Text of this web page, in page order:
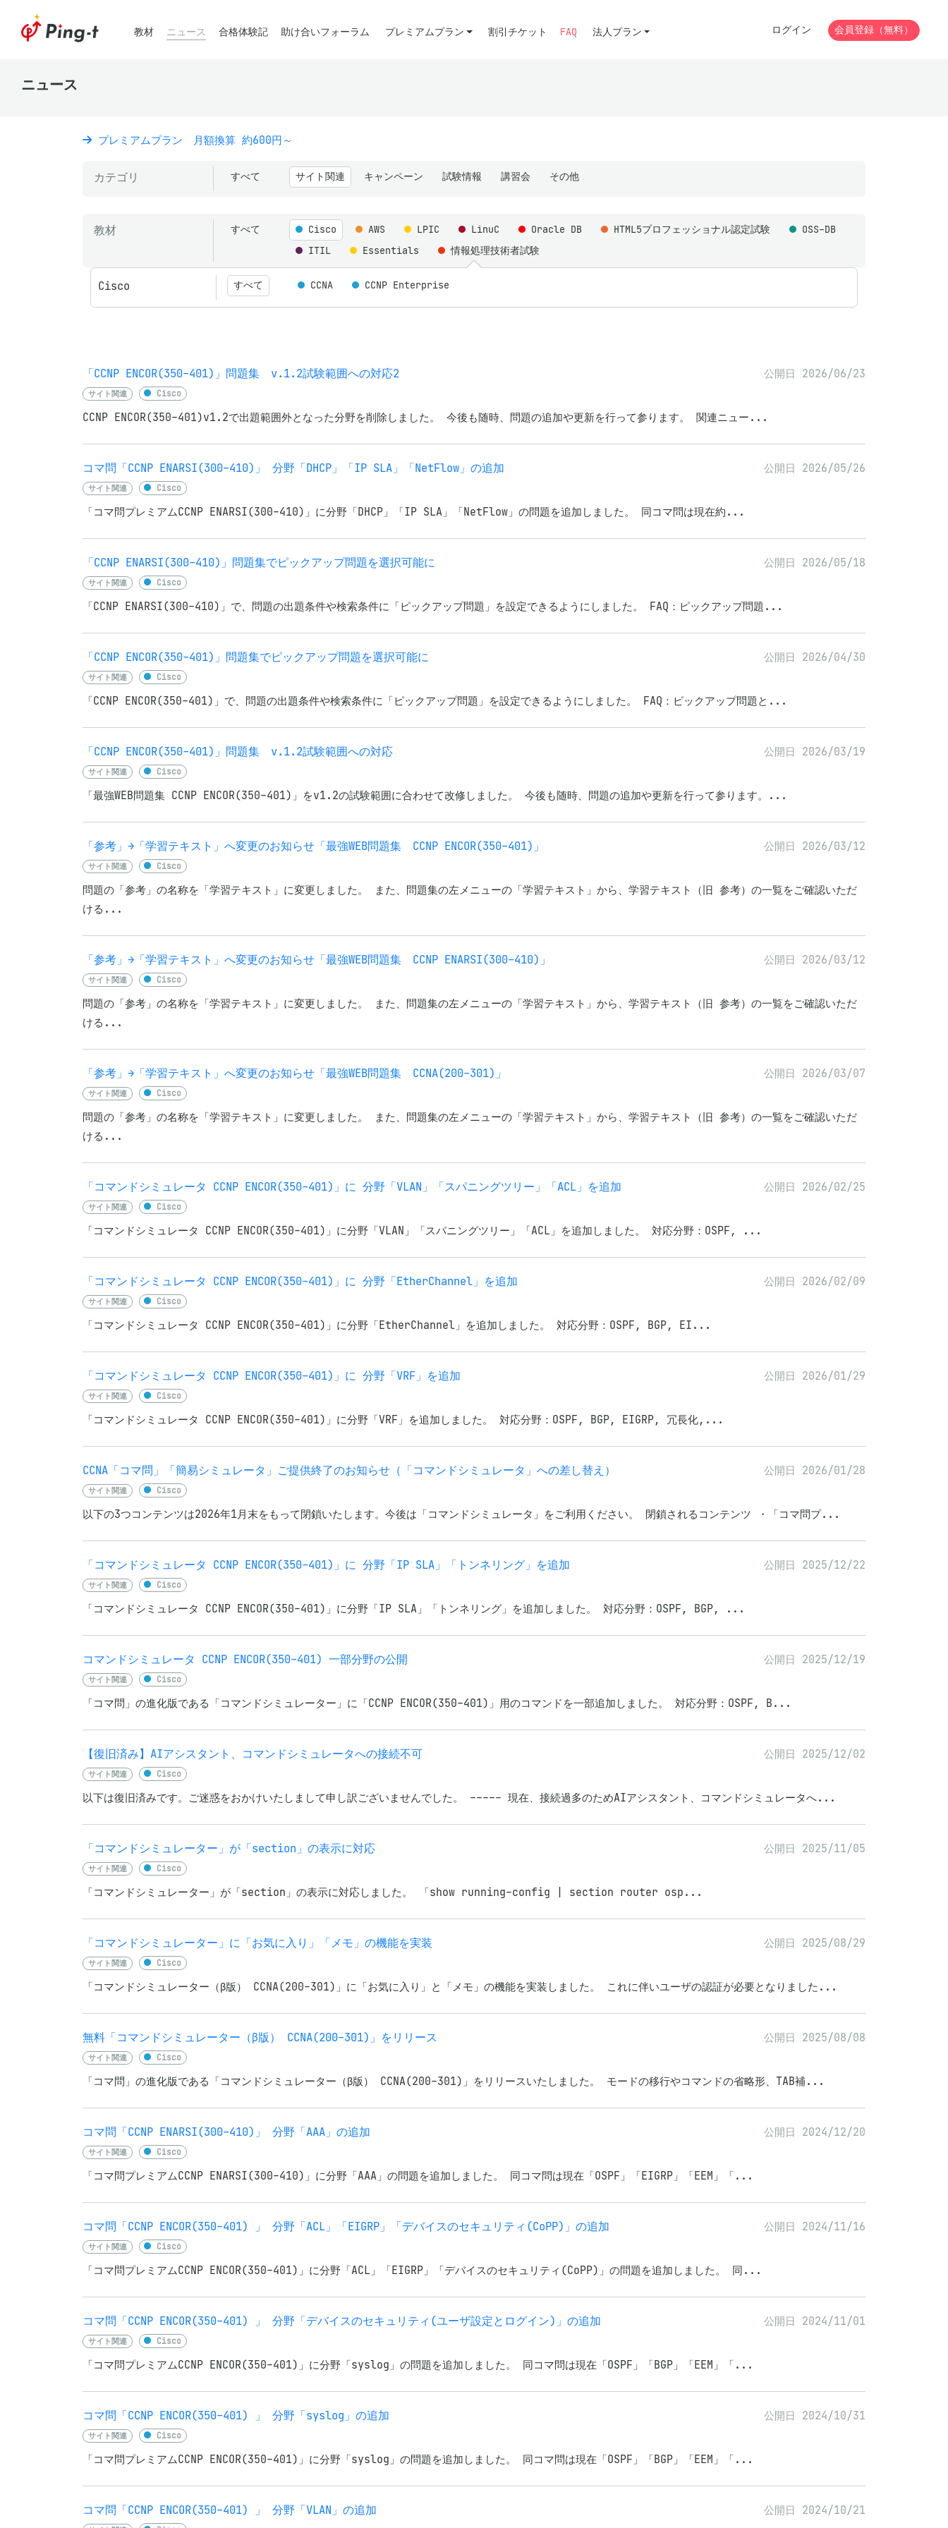
教材 ニュース 合格体験記 助け合いフォーラム プレミアムプラン 割引チケット FAQ 法人プラン ログイン 会員登録（無料）
ニュース
プレミアムプラン 月額換算 約600円～
カテゴリ すべて サイト関連 キャンペーン 試験情報 講習会 その他
教材 すべて Cisco AWS LPIC LinuC Oracle DB HTML5プロフェッショナル認定試験
OSS-DB
ITIL
Essentials 情報処理技術者試験
Cisco すべて CCNA CCNP Enterprise
「CCNP ENCOR(350-401)」問題集 v.1.2試験範囲への対応2 公開日 2026/06/23
サイト関連 Cisco
CCNP ENCOR(350-401)v1.2で出題範囲外となった分野を削除しました。 今後も随時、問題の追加や更新を行って参ります。 関連ニュー...
コマ問「CCNP ENARSI(300-410)」 分野「DHCP」「IP SLA」「NetFlow」の追加 公開日 2026/05/26
サイト関連 Cisco
「コマ問プレミアムCCNP ENARSI(300-410)」に分野「DHCP」「IP SLA」「NetFlow」の問題を追加しました。 同コマ問は現在約...
「CCNP ENARSI(300-410)」問題集でピックアップ問題を選択可能に 公開日 2026/05/18
サイト関連 Cisco
「CCNP ENARSI(300-410)」で、問題の出題条件や検索条件に「ピックアップ問題」を設定できるようにしました。 FAQ：ピックアップ問題...
「CCNP ENCOR(350-401)」問題集でピックアップ問題を選択可能に 公開日 2026/04/30
サイト関連 Cisco
「CCNP ENCOR(350-401)」で、問題の出題条件や検索条件に「ピックアップ問題」を設定できるようにしました。 FAQ：ピックアップ問題と...
「CCNP ENCOR(350-401)」問題集 v.1.2試験範囲への対応 公開日 2026/03/19
サイト関連 Cisco
「最強WEB問題集 CCNP ENCOR(350-401)」をv1.2の試験範囲に合わせて改修しました。 今後も随時、問題の追加や更新を行って参ります。...
「参考」→「学習テキスト」へ変更のお知らせ「最強WEB問題集 CCNP ENCOR(350-401)」 公開日 2026/03/12
サイト関連 Cisco
問題の「参考」の名称を「学習テキスト」に変更しました。 また、問題集の左メニューの「学習テキスト」から、学習テキスト（旧 参考）の一覧をご確認いただ
ける...
「参考」→「学習テキスト」へ変更のお知らせ「最強WEB問題集 CCNP ENARSI(300-410)」 公開日 2026/03/12
サイト関連 Cisco
問題の「参考」の名称を「学習テキスト」に変更しました。 また、問題集の左メニューの「学習テキスト」から、学習テキスト（旧 参考）の一覧をご確認いただ
ける...
「参考」→「学習テキスト」へ変更のお知らせ「最強WEB問題集 CCNA(200-301)」 公開日 2026/03/07
サイト関連 Cisco
問題の「参考」の名称を「学習テキスト」に変更しました。 また、問題集の左メニューの「学習テキスト」から、学習テキスト（旧 参考）の一覧をご確認いただ
ける...
「コマンドシミュレータ CCNP ENCOR(350-401)」に 分野「VLAN」「スパニングツリー」「ACL」を追加 公開日 2026/02/25
サイト関連 Cisco
「コマンドシミュレータ CCNP ENCOR(350-401)」に分野「VLAN」「スパニングツリー」「ACL」を追加しました。 対応分野：OSPF, ...
「コマンドシミュレータ CCNP ENCOR(350-401)」に 分野「EtherChannel」を追加 公開日 2026/02/09
サイト関連 Cisco
「コマンドシミュレータ CCNP ENCOR(350-401)」に分野「EtherChannel」を追加しました。 対応分野：OSPF, BGP, EI...
「コマンドシミュレータ CCNP ENCOR(350-401)」に 分野「VRF」を追加 公開日 2026/01/29
サイト関連 Cisco
「コマンドシミュレータ CCNP ENCOR(350-401)」に分野「VRF」を追加しました。 対応分野：OSPF, BGP, EIGRP, 冗長化,...
CCNA「コマ問」「簡易シミュレータ」ご提供終了のお知らせ（「コマンドシミュレータ」への差し替え） 公開日 2026/01/28
サイト関連 Cisco
以下の3つコンテンツは2026年1月末をもって閉鎖いたします。今後は「コマンドシミュレータ」をご利用ください。 閉鎖されるコンテンツ ・「コマ問プ...
「コマンドシミュレータ CCNP ENCOR(350-401)」に 分野「IP SLA」「トンネリング」を追加 公開日 2025/12/22
サイト関連 Cisco
「コマンドシミュレータ CCNP ENCOR(350-401)」に分野「IP SLA」「トンネリング」を追加しました。 対応分野：OSPF, BGP, ...
コマンドシミュレータ CCNP ENCOR(350-401) 一部分野の公開 公開日 2025/12/19
サイト関連 Cisco
「コマ問」の進化版である「コマンドシミュレーター」に「CCNP ENCOR(350-401)」用のコマンドを一部追加しました。 対応分野：OSPF, B...
【復旧済み】AIアシスタント、コマンドシミュレータへの接続不可 公開日 2025/12/02
サイト関連 Cisco
以下は復旧済みです。ご迷惑をおかけいたしまして申し訳ございませんでした。 ----- 現在、接続過多のためAIアシスタント、コマンドシミュレータへ...
「コマンドシミュレーター」が「section」の表示に対応 公開日 2025/11/05
サイト関連 Cisco
「コマンドシミュレーター」が「section」の表示に対応しました。 「show running-config | section router osp...
「コマンドシミュレーター」に「お気に入り」「メモ」の機能を実装 公開日 2025/08/29
サイト関連 Cisco
「コマンドシミュレーター（β版） CCNA(200-301)」に「お気に入り」と「メモ」の機能を実装しました。 これに伴いユーザの認証が必要となりました...
無料「コマンドシミュレーター（β版） CCNA(200-301)」をリリース 公開日 2025/08/08
サイト関連 Cisco
「コマ問」の進化版である「コマンドシミュレーター（β版） CCNA(200-301)」をリリースいたしました。 モードの移行やコマンドの省略形、TAB補...
コマ問「CCNP ENARSI(300-410)」 分野「AAA」の追加 公開日 2024/12/20
サイト関連 Cisco
「コマ問プレミアムCCNP ENARSI(300-410)」に分野「AAA」の問題を追加しました。 同コマ問は現在「OSPF」「EIGRP」「EEM」「...
コマ問「CCNP ENCOR(350-401) 」 分野「ACL」「EIGRP」「デバイスのセキュリティ(CoPP)」の追加 公開日 2024/11/16
サイト関連 Cisco
「コマ問プレミアムCCNP ENCOR(350-401)」に分野「ACL」「EIGRP」「デバイスのセキュリティ(CoPP)」の問題を追加しました。 同...
コマ問「CCNP ENCOR(350-401) 」 分野「デバイスのセキュリティ(ユーザ設定とログイン)」の追加 公開日 2024/11/01
サイト関連 Cisco
「コマ問プレミアムCCNP ENCOR(350-401)」に分野「syslog」の問題を追加しました。 同コマ問は現在「OSPF」「BGP」「EEM」「...
コマ問「CCNP ENCOR(350-401) 」 分野「syslog」の追加 公開日 2024/10/31
サイト関連 Cisco
「コマ問プレミアムCCNP ENCOR(350-401)」に分野「syslog」の問題を追加しました。 同コマ問は現在「OSPF」「BGP」「EEM」「...
コマ問「CCNP ENCOR(350-401) 」 分野「VLAN」の追加 公開日 2024/10/21